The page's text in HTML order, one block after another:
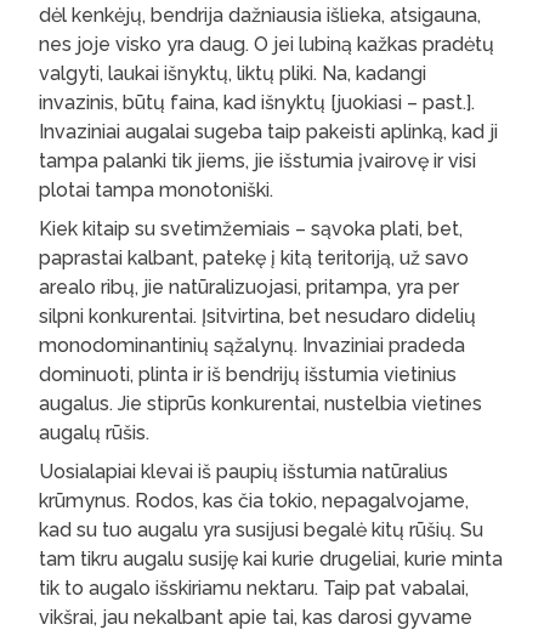
dėl kenkėjų, bendrija dažniausia išlieka, atsigauna,
nes joje visko yra daug. O jei lubiną kažkas pradėtų
valgyti, laukai išnyktų, liktų pliki. Na, kadangi
invazinis, būtų faina, kad išnyktų [juokiasi – past.].
Invaziniai augalai sugeba taip pakeisti aplinką, kad ji
tampa palanki tik jiems, jie išstumia įvairovę ir visi
plotai tampa monotoniški.
Kiek kitaip su svetimžemiais – sąvoka plati, bet,
paprastai kalbant, patekę į kitą teritoriją, už savo
arealo ribų, jie natūralizuojasi, pritampa, yra per
silpni konkurentai. Įsitvirtina, bet nesudaro didelių
monodominantinių sąžalynų. Invaziniai pradeda
dominuoti, plinta ir iš bendrijų išstumia vietinius
augalus. Jie stiprūs konkurentai, nustelbia vietines
augalų rūšis.
Uosialapiai klevai iš paupių išstumia natūralius
krūmynus. Rodos, kas čia tokio, nepagalvojame,
kad su tuo augalu yra susijusi begalė kitų rūšių. Su
tam tikru augalu susiję kai kurie drugeliai, kurie minta
tik to augalo išskiriamu nektaru. Taip pat vabalai,
vikšrai, jau nekalbant apie tai, kas darosi gyvame